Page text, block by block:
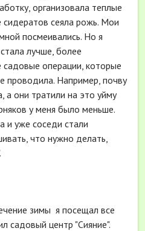
организовала теплые
сидератов сеяла рожь. Мои
посмеивались. Но я
лучше, более
операции, которые
проводила. Например, почву
они тратили на это уйму
у меня было меньше.
и уже соседи стали
что нужно делать,
зимы я посещал все
садовый центр "Сияние".